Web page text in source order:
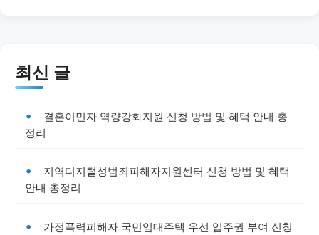
최신 글
결혼이민자 역량강화지원 신청 방법 및 혜택 안내 총
정리
지역디지털성범죄피해자지원센터 신청 방법 및 혜택
안내 총정리
가정폭력피해자 국민임대주택 우선 입주권 부여 신청